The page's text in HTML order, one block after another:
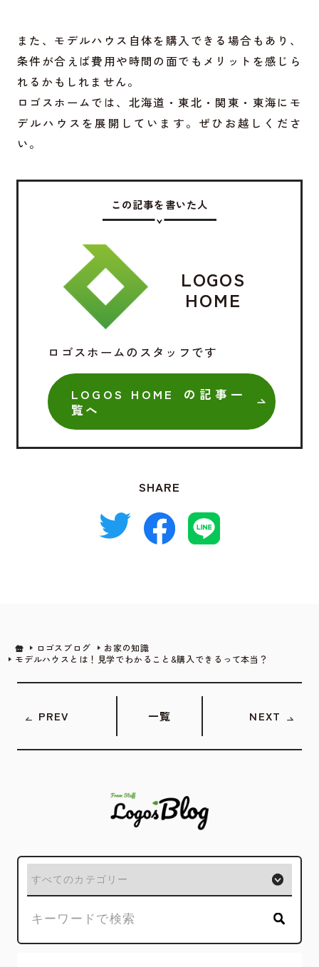
また、モデルハウス自体を購入できる場合もあり、
条件が合えば費用や時間の面でもメリットを感じら
れるかもしれません。
ロゴスホームでは、北海道・東北・関東・東海にモ
デルハウスを展開しています。ぜひお越しくださ
い。
この記事を書いた人
LOGOS
HOME
ロゴスホームのスタッフです
LOGOS HOME の記事一
覧へ
SHARE
PREV 一覧 NEXT
ロゴスブログ
お家の知識
モデルハウスとは！見学でわかること&購入できるって本当？